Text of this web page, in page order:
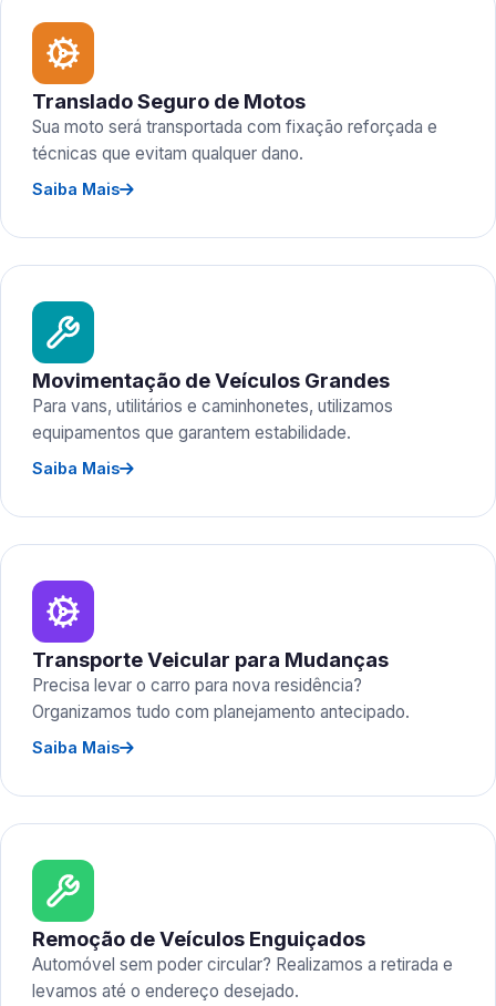
Translado Seguro de Motos
Sua moto será transportada com fixação reforçada e
técnicas que evitam qualquer dano.
Saiba Mais
Movimentação de Veículos Grandes
Para vans, utilitários e caminhonetes, utilizamos
equipamentos que garantem estabilidade.
Saiba Mais
Transporte Veicular para Mudanças
Precisa levar o carro para nova residência?
Organizamos tudo com planejamento antecipado.
Saiba Mais
Remoção de Veículos Enguiçados
Automóvel sem poder circular? Realizamos a retirada e
levamos até o endereço desejado.